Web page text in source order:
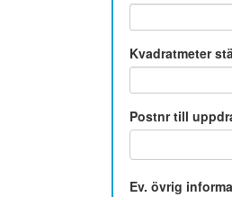
Kvadratmeter
Postnr till
Ev. övrig